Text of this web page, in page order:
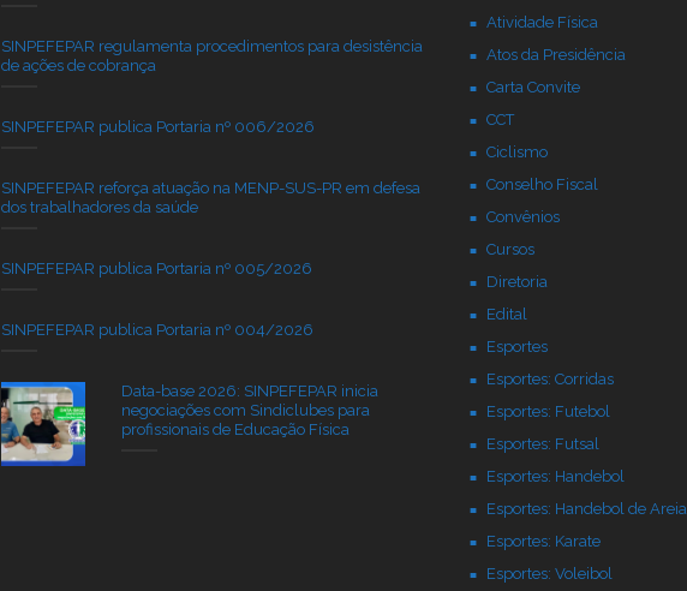
SINPEFEPAR regulamenta procedimentos para desistência
de ações de cobrança
SINPEFEPAR publica Portaria nº 006/2026
SINPEFEPAR reforça atuação na MENP-SUS-PR em defesa
dos trabalhadores da saúde
SINPEFEPAR publica Portaria nº 005/2026
SINPEFEPAR publica Portaria nº 004/2026
Data-base 2026: SINPEFEPAR inicia
negociações com Sindiclubes para
profissionais de Educação Física
Atividade Física
Atos da Presidência
Carta Convite
CCT
Ciclismo
Conselho Fiscal
Convênios
Cursos
Diretoria
Edital
Esportes
Esportes: Corridas
Esportes: Futebol
Esportes: Futsal
Esportes: Handebol
Esportes: Handebol de Areia
Esportes: Karate
Esportes: Voleibol